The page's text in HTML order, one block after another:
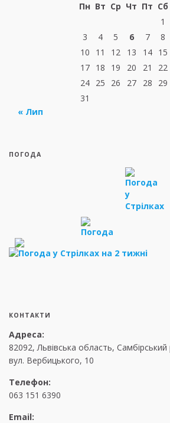
Пн Вт Ср Чт Пт Сб
1
3
4 5 6 7 8
10
11 12 13 14 15
17
18 19 20 21 22
24
25 26 27 28 29
31
« Лип
ПОГОДА
КОНТАКТИ
Адреса:
82092, Львівська область, Самбірський
вул. Вербицького, 10
Телефон:
063 151 6390
Email: